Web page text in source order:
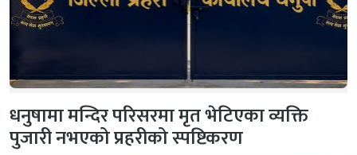
धनुषामा मन्दिर परिसरमा मृत भेटिएका व्यक्ति
पुजारी नभएको प्रहरीको स्पष्टिकरण